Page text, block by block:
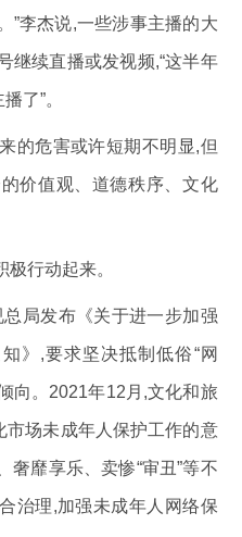
”李杰说,一些涉事主播的大
继续直播或发视频,“这半年
了”。
的危害或许短期不明显,但
价值观、道德秩序、文化
行动起来。
局发布《关于进一步加强
》,要求坚决抵制低俗“网
向。2021年12月,文化和旅
场未成年人保护工作的意
奢靡享乐、卖惨“审丑”等不
治理,加强未成年人网络保